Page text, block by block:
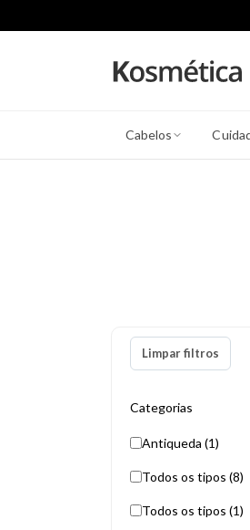
Cabelos
Limpar filtros
Categorias
Antiqueda (1)
Todos os tipos (8)
Todos os tipos (1)